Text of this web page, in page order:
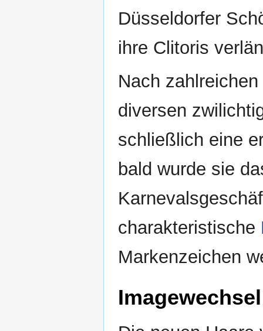
Düsseldorfer
ihre Clitoris
Nach
diversen
schließlich eine
bald wurde sie
charakteristische
Markenzeichen
Imagewechsel